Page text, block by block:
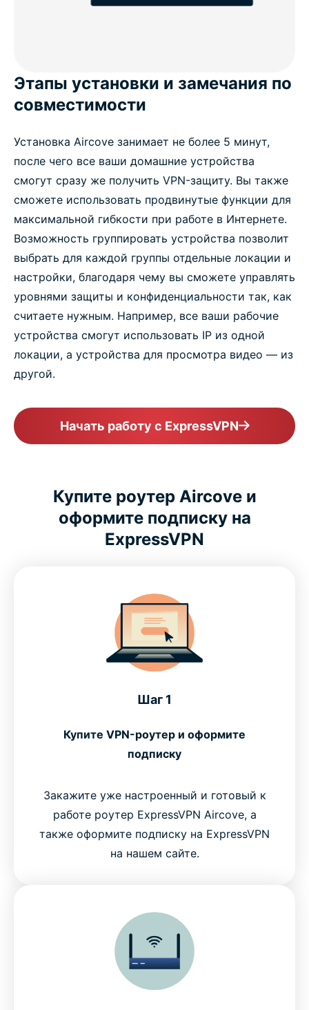
Этапы установки и замечания по
совместимости
Установка Aircove занимает не более 5 минут,
после чего все ваши домашние устройства
смогут сразу же получить VPN-защиту. Вы также
сможете использовать продвинутые функции для
максимальной гибкости при работе в Интернете.
Возможность группировать устройства позволит
выбрать для каждой группы отдельные локации и
настройки, благодаря чему вы сможете управлять
уровнями защиты и конфиденциальности так, как
считаете нужным. Например, все ваши рабочие
устройства смогут использовать IP из одной
локации, а устройства для просмотра видео — из
другой.
Начать работу с ExpressVPN
Купите роутер Aircove и
оформите подписку на
ExpressVPN
Шаг 1
Купите VPN-роутер и оформите
подписку
Закажите уже настроенный и готовый к
работе роутер ExpressVPN Aircove, а
также оформите подписку на ExpressVPN
на нашем сайте.